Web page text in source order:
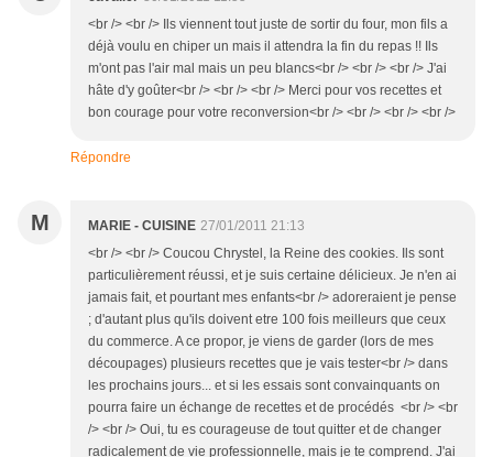
<br /> <br /> Ils viennent tout juste de sortir du four, mon fils a
déjà voulu en chiper un mais il attendra la fin du repas !! Ils
m'ont pas l'air mal mais un peu blancs<br /> <br /> <br /> J'ai
hâte d'y goûter<br /> <br /> <br /> Merci pour vos recettes et
bon courage pour votre reconversion<br /> <br /> <br /> <br />
Répondre
M MARIE - CUISINE 27/01/2011 21:13
<br /> <br /> Coucou Chrystel, la Reine des cookies. Ils sont
particulièrement réussi, et je suis certaine délicieux. Je n'en ai
jamais fait, et pourtant mes enfants<br /> adoreraient je pense
; d'autant plus qu'ils doivent etre 100 fois meilleurs que ceux
du commerce. A ce propor, je viens de garder (lors de mes
découpages) plusieurs recettes que je vais tester<br /> dans
les prochains jours... et si les essais sont convainquants on
pourra faire un échange de recettes et de procédés <br /> <br
/> <br /> Oui, tu es courageuse de tout quitter et de changer
radicalement de vie professionnelle, mais je te comprend. J'ai